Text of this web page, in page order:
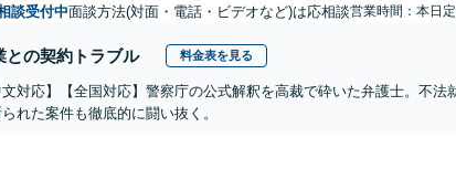
談受付中面談方法(対面・電話・ビデオなど)は応相談営業時間：本日定
との契約トラブル 料金表を見る
文対応】【全国対応】警察庁の公式解釈を高裁で砕いた弁護士。不
れた案件も徹底的に闘い抜く。